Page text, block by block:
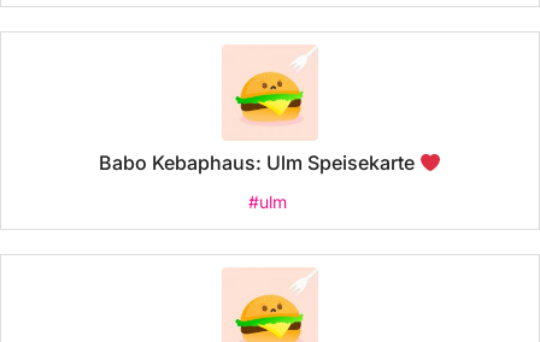
Babo Kebaphaus: Ulm Speisekarte
#ulm